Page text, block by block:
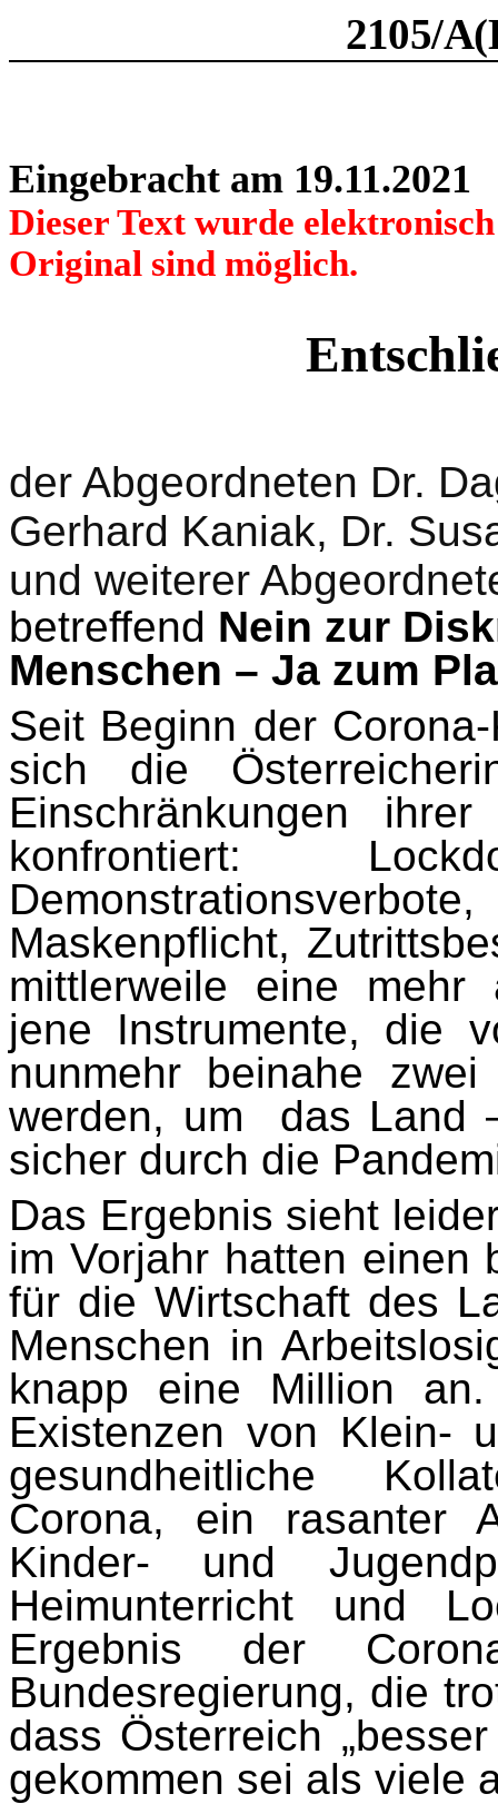
2105/
Eingebracht am 19.11.2021
Dieser Text wurde
Original sind möglich.
der Abgeordneten Dr.
Gerhard Kaniak, Dr.
und weiterer
betreffend Nein zur
Menschen – Ja zum
Seit Beginn der
sich die
Einschränkungen
konfrontiert:
Maskenpflicht,
mittlerweile eine mehr
jene Instrumente, die
nunmehr beinahe
werden, um das Land
sicher durch die
Das Ergebnis sieht
im Vorjahr hatten einen
für die Wirtschaft des
Menschen in
knapp eine Million
Existenzen von Klein-
gesundheitliche
Corona, ein rasanter
Kinder- und
Heimunterricht und
Ergebnis der
Bundesregierung, die
dass Österreich
gekommen sei als viele